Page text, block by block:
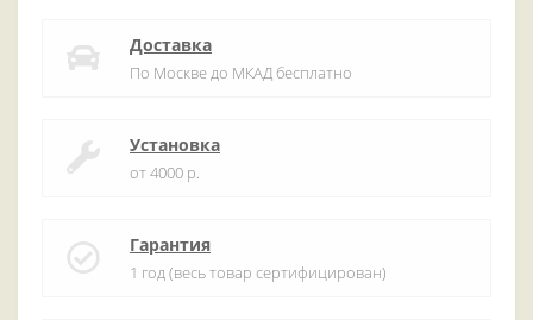
Доставка
По Москве до МКАД бесплатно
Установка
от 4000 р.
Гарантия
1 год (весь товар сертифицирован)